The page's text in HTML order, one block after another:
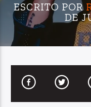
ESCRITO POR
DE